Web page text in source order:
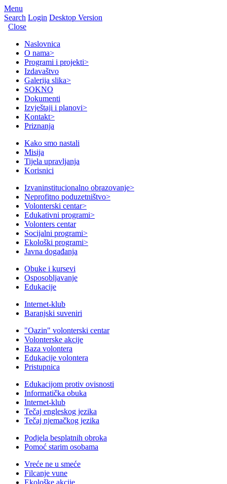
Menu
Search Login Desktop Version
Close
Naslovnica
O nama>
Programi i projekti>
Izdavaštvo
Galerija slika>
SOKNO
Dokumenti
Izvještaji i planovi>
Kontakt>
Priznanja
Kako smo nastali
Misija
Tijela upravljanja
Korisnici
Izvaninstitucionalno obrazovanje>
Neprofitno poduzetništvo>
Volonterski centar>
Edukativni programi>
Volonters centar
Socijalni programi>
Ekološki programi>
Javna događanja
Obuke i kursevi
Osposobljavanje
Edukacije
Internet-klub
Baranjski suveniri
"Oazin" volonterski centar
Volonterske akcije
Baza volontera
Edukacije volontera
Pristupnica
Edukacijom protiv ovisnosti
Informatička obuka
Internet-klub
Tečaj engleskog jezika
Tečaj njemačkog jezika
Podjela besplatnih obroka
Pomoć starim osobama
Vreće ne u smeće
Filcanje vune
Ekološke akcije